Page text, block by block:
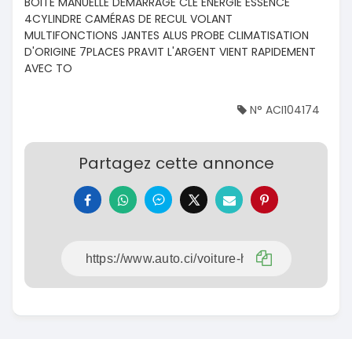
4CYLINDRE CAMÉRAS DE RECUL VOLANT
MULTIFONCTIONS JANTES ALUS PROBE CLIMATISATION
D'ORIGINE 7PLACES PRAVIT L'ARGENT VIENT RAPIDEMENT
AVEC TO
N° ACI104174
Partagez cette annonce